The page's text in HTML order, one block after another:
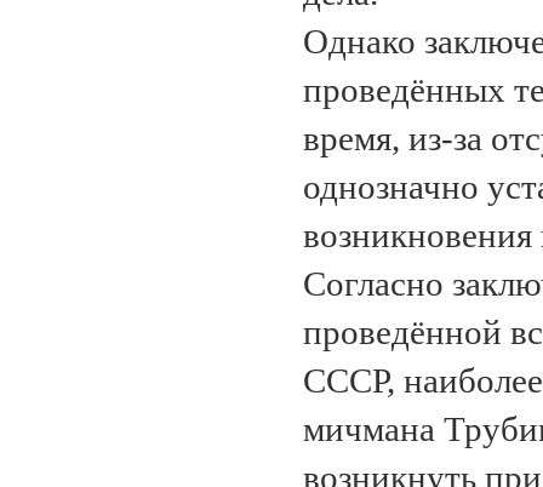
Однако
проведённых
время, из-за
однозначно
Согласно
проведённой
СССР,
мичмана
возникнуть